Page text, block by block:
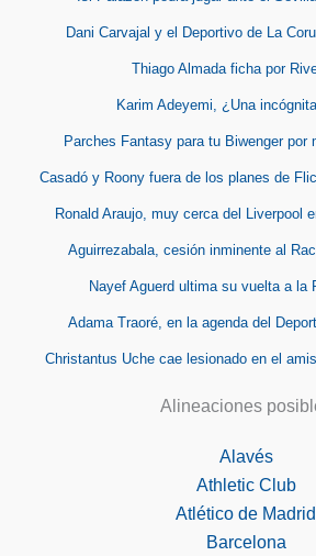
Dani Carvajal y el Deportivo de La
Thiago Almada ficha por
Karim Adeyemi, ¿Una
Parches Fantasy para tu Biwenger por
Casadó y Roony fuera de los planes de
Ronald Araujo, muy cerca del Liverpool
Aguirrezabala, cesión inminente al
Nayef Aguerd ultima su vuelta a la
Adama Traoré, en la agenda del
Christantus Uche cae lesionado en el
Alineaciones
Alavés
Athletic Club
Atlético de Madrid
Barcelona